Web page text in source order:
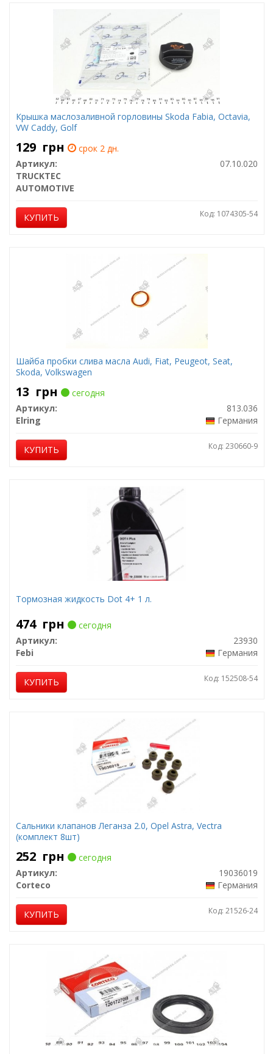
Крышка маслозаливной горловины Skoda Fabia, Octavia,
VW Caddy, Golf
129 грн
срок 2 дн.
Артикул:
07.10.020
TRUCKTEC
AUTOMOTIVE
КУПИТЬ Код: 1074305-54
Шайба пробки слива масла Audi, Fiat, Peugeot, Seat,
Skoda, Volkswagen
13 грн
сегодня
Артикул:
813.036
Elring
Германия
КУПИТЬ Код: 230660-9
Тормозная жидкость Dot 4+ 1 л.
474 грн
сегодня
Артикул:
23930
Febi
Германия
КУПИТЬ Код: 152508-54
Сальники клапанов Леганза 2.0, Opel Astra, Vectra
(комплект 8шт)
252 грн
сегодня
Артикул:
19036019
Corteco
Германия
КУПИТЬ Код: 21526-24